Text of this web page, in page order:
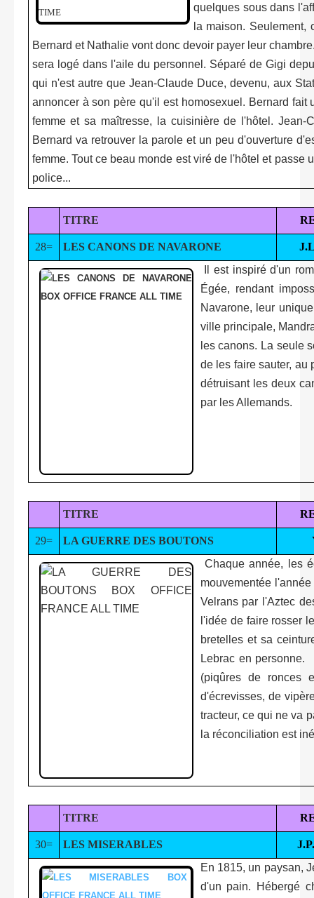
quelques sous dans
la maison.
Bernard et Nathalie vont donc devoir payer leur
sera logé dans l'aile du personnel. Séparé de Gigi
qui n'est autre que Jean-Claude Duce, devenu, aux
annoncer à son père qu'il est homosexuel. Bernard
femme et sa maîtresse, la cuisinière de l'hôtel.
Bernard va retrouver la parole et un peu d'ouverture
femme. Tout ce beau monde est viré de l'hôtel et
police...
TITRE
28= LES CANONS DE NAVARONE
Il est inspiré d'un
Égée, rendant
Navarone, leur
ville principale,
les canons. La seule
de les faire sauter, au
détruisant les deux
par les Allemands.
TITRE
29= LA GUERRE DES BOUTONS
Chaque année, les
mouvementée
Velrans par l'Aztec
l'idée de faire rosser
bretelles et sa
Lebrac en personne.
(piqûres de ronces
d'écrevisses, de
tracteur, ce qui ne va
la réconciliation est
TITRE
30= LES MISERABLES
En 1815, un paysan,
d'un pain. Hébergé